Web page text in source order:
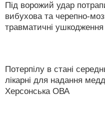
Під ворожий удар
вибухова та черепно-
травматичні ушкодження
Потерпілу в стані
лікарні для надання
Херсонська ОВА